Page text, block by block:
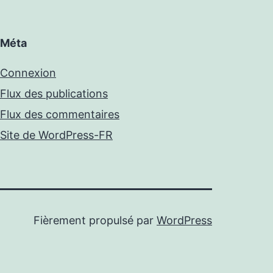
Méta
Connexion
Flux des publications
Flux des commentaires
Site de WordPress-FR
Fièrement propulsé par WordPress